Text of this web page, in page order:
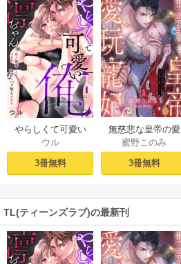
やらしくて可愛い
俺の凛ちゃん。～
隣人後輩くんのイ
キすぎた執着にハ
ウル
3冊無料
無慈悲な皇帝の愛
玩寵妃―おわらぬ
快楽、閨に響くは
乱れ声― 1巻
蜜野このみ
3冊無料
TL(ティーンズラブ)の最新刊